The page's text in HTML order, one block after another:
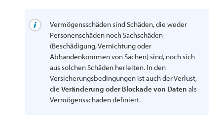
Vermögensschäden sind Schäden, die weder
Personenschäden noch Sachschäden
(Beschädigung, Vernichtung oder
Abhandenkommen von Sachen) sind, noch sich
aus solchen Schäden herleiten. In den
Versicherungsbedingungen ist auch der Verlust,
dieVeränderung oder Blockade von Daten als
Vermögensschaden definiert.